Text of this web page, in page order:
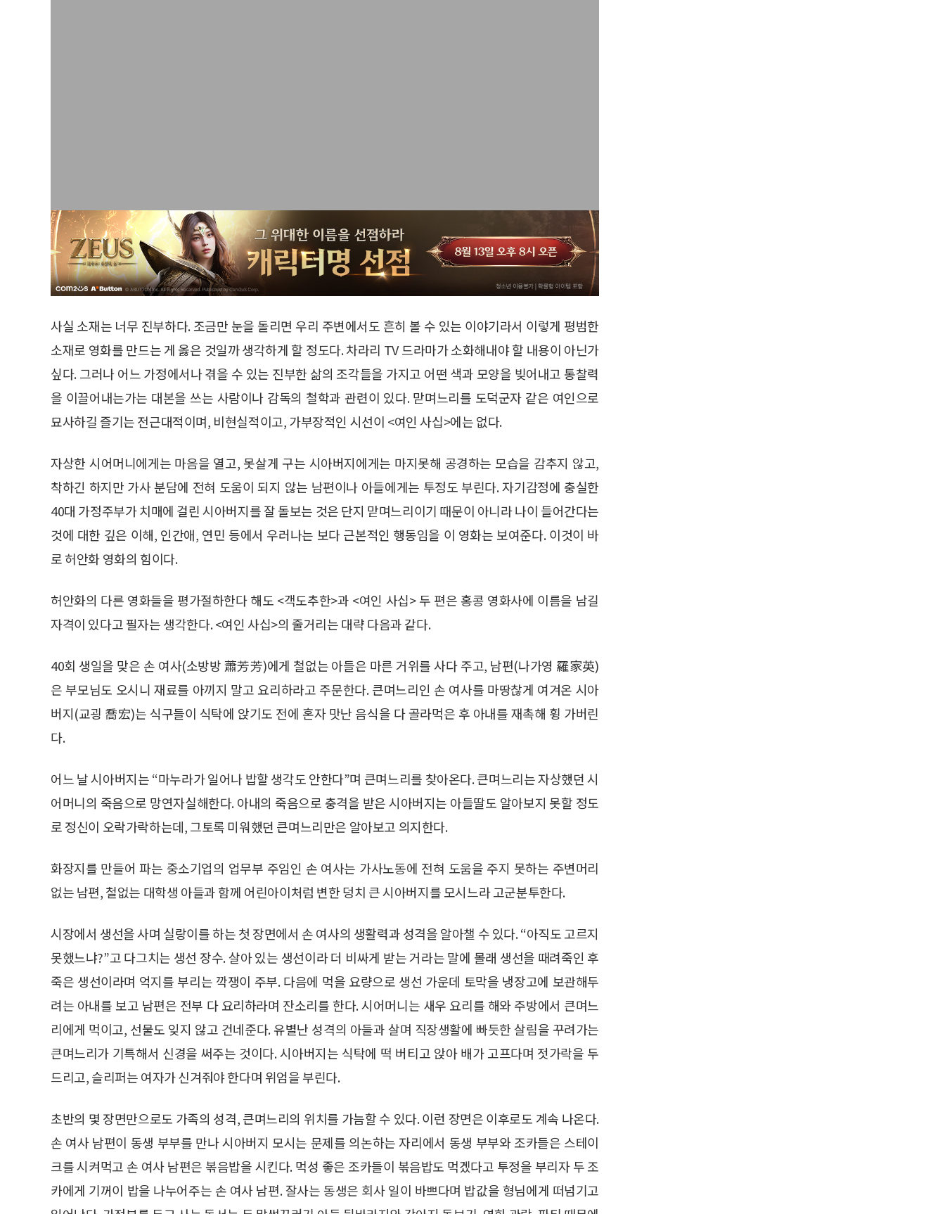
사실 소재는 너무 진부하다. 조금만 눈을 돌리면 우리 주변에서도 흔히 볼 수 있는 이야기라서 이렇게 평범한
소재로 영화를 만드는 게 옳은 것일까 생각하게 할 정도다. 차라리 TV 드라마가 소화해내야 할 내용이 아닌가
싶다. 그러나 어느 가정에서나 겪을 수 있는 진부한 삶의 조각들을 가지고 어떤 색과 모양을 빚어내고 통찰력
을 이끌어내는가는 대본을 쓰는 사람이나 감독의 철학과 관련이 있다. 맏며느리를 도덕군자 같은 여인으로
묘사하길 즐기는 전근대적이며, 비현실적이고, 가부장적인 시선이 <여인 사십>에는 없다.
자상한 시어머니에게는 마음을 열고, 못살게 구는 시아버지에게는 마지못해 공경하는 모습을 감추지 않고,
착하긴 하지만 가사 분담에 전혀 도움이 되지 않는 남편이나 아들에게는 투정도 부린다. 자기감정에 충실한
40대 가정주부가 치매에 걸린 시아버지를 잘 돌보는 것은 단지 맏며느리이기 때문이 아니라 나이 들어간다는
것에 대한 깊은 이해, 인간애, 연민 등에서 우러나는 보다 근본적인 행동임을 이 영화는 보여준다. 이것이 바
로 허안화 영화의 힘이다.
허안화의 다른 영화들을 평가절하한다 해도 <객도추한>과 <여인 사십> 두 편은 홍콩 영화사에 이름을 남길
자격이 있다고 필자는 생각한다. <여인 사십>의 줄거리는 대략 다음과 같다.
40회 생일을 맞은 손 여사(소방방 蕭芳芳)에게 철없는 아들은 마른 거위를 사다 주고, 남편(나가영 羅家英)
은 부모님도 오시니 재료를 아끼지 말고 요리하라고 주문한다. 큰며느리인 손 여사를 마땅찮게 여겨온 시아
버지(교굉 喬宏)는 식구들이 식탁에 앉기도 전에 혼자 맛난 음식을 다 골라먹은 후 아내를 재촉해 휭 가버린
다.
어느 날 시아버지는 “마누라가 일어나 밥할 생각도 안한다”며 큰며느리를 찾아온다. 큰며느리는 자상했던 시
어머니의 죽음으로 망연자실해한다. 아내의 죽음으로 충격을 받은 시아버지는 아들딸도 알아보지 못할 정도
로 정신이 오락가락하는데, 그토록 미워했던 큰며느리만은 알아보고 의지한다.
화장지를 만들어 파는 중소기업의 업무부 주임인 손 여사는 가사노동에 전혀 도움을 주지 못하는 주변머리
없는 남편, 철없는 대학생 아들과 함께 어린아이처럼 변한 덩치 큰 시아버지를 모시느라 고군분투한다.
시장에서 생선을 사며 실랑이를 하는 첫 장면에서 손 여사의 생활력과 성격을 알아챌 수 있다. “아직도 고르지
못했느냐?”고 다그치는 생선 장수. 살아 있는 생선이라 더 비싸게 받는 거라는 말에 몰래 생선을 때려죽인 후
죽은 생선이라며 억지를 부리는 깍쟁이 주부. 다음에 먹을 요량으로 생선 가운데 토막을 냉장고에 보관해두
려는 아내를 보고 남편은 전부 다 요리하라며 잔소리를 한다. 시어머니는 새우 요리를 해와 주방에서 큰며느
리에게 먹이고, 선물도 잊지 않고 건네준다. 유별난 성격의 아들과 살며 직장생활에 빠듯한 살림을 꾸려가는
큰며느리가 기특해서 신경을 써주는 것이다. 시아버지는 식탁에 떡 버티고 앉아 배가 고프다며 젓가락을 두
드리고, 슬리퍼는 여자가 신겨줘야 한다며 위엄을 부린다.
초반의 몇 장면만으로도 가족의 성격, 큰며느리의 위치를 가늠할 수 있다. 이런 장면은 이후로도 계속 나온다.
손 여사 남편이 동생 부부를 만나 시아버지 모시는 문제를 의논하는 자리에서 동생 부부와 조카들은 스테이
크를 시켜먹고 손 여사 남편은 볶음밥을 시킨다. 먹성 좋은 조카들이 볶음밥도 먹겠다고 투정을 부리자 두 조
카에게 기꺼이 밥을 나누어주는 손 여사 남편. 잘사는 동생은 회사 일이 바쁘다며 밥값을 형님에게 떠넘기고